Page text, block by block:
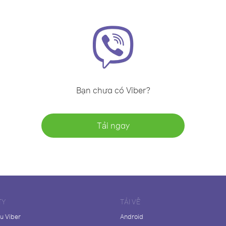
Bạn chưa có Viber?
Tải ngay
Viber
TẢI VỀ
Android